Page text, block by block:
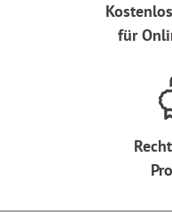
für